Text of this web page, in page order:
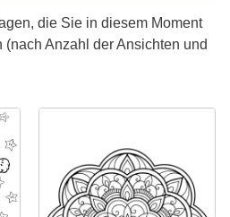
die Sie in diesem Moment
Anzahl der Ansichten und